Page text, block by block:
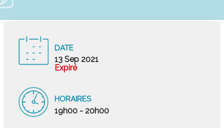
DATE
13 Sep 2021
Expiré
HORAIRES
19h00 - 20h00